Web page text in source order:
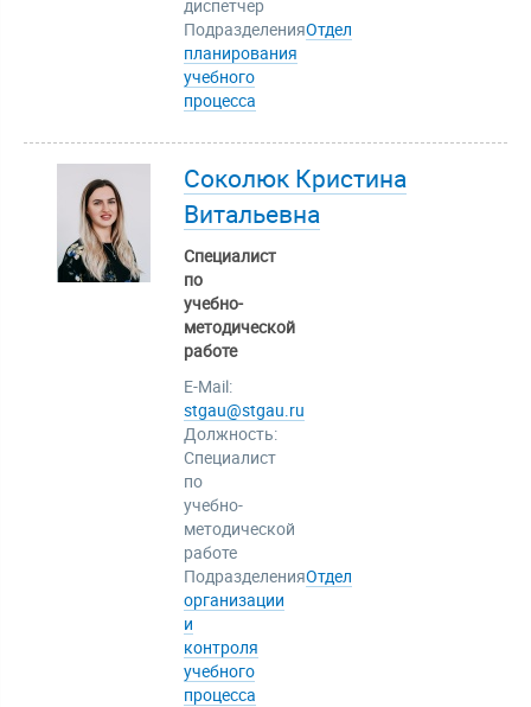
диспетчер
ПодразделенияОтдел
планирования
учебного
процесса
Соколюк Кристина
Витальевна
Специалист
по
учебно-
методической
работе
E-Mail:
stgau@stgau.ru
Должность:
Специалист
по
учебно-
методической
работе
ПодразделенияОтдел
организации
и
контроля
учебного
процесса